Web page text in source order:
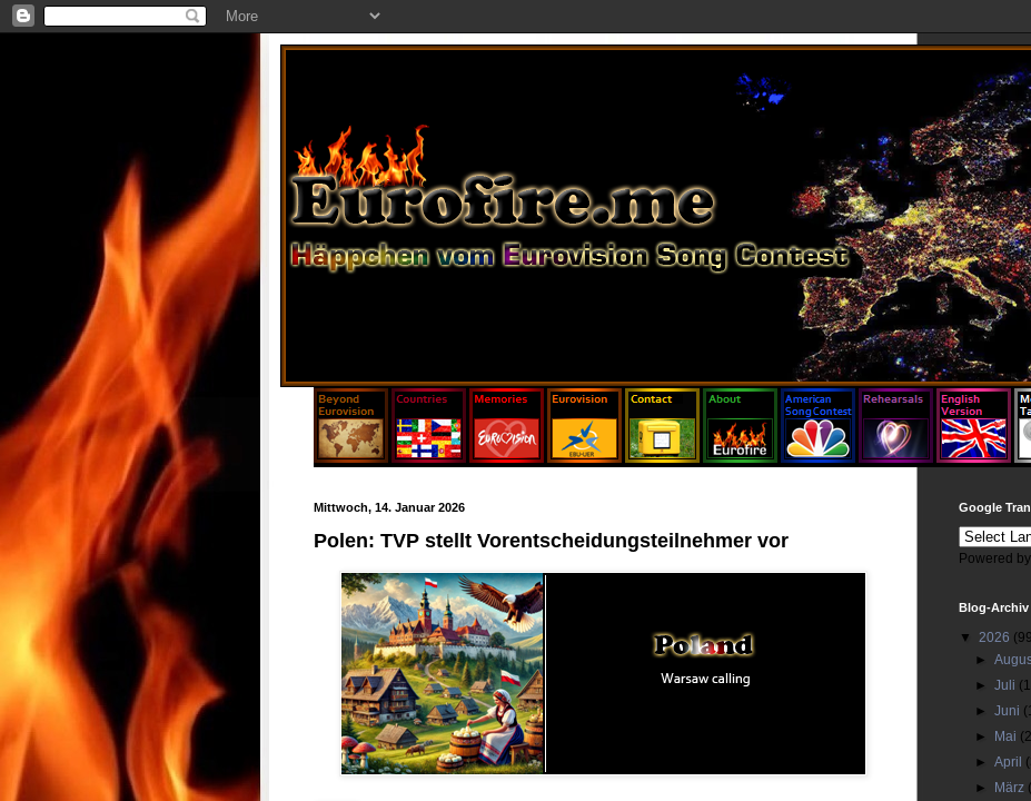
Mittwoch, 14. Januar 2026
Polen: TVP stellt Vorentscheidungsteilnehmer vor
Google
Powered by
Blog-Archiv
▼ 2026
►
►Juli
►Juni
►
Mai
►April
►
März